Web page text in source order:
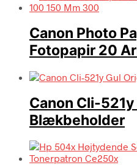
Canon Photo
Fotopapir 20
Canon Cli-
Blækbeholder